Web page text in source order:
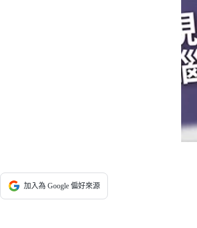
加入為 Google 偏好來源